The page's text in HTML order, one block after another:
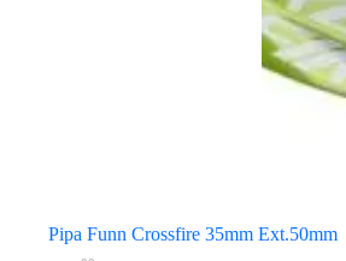
Pipa Funn Crossfire 35mm Ext.50mm